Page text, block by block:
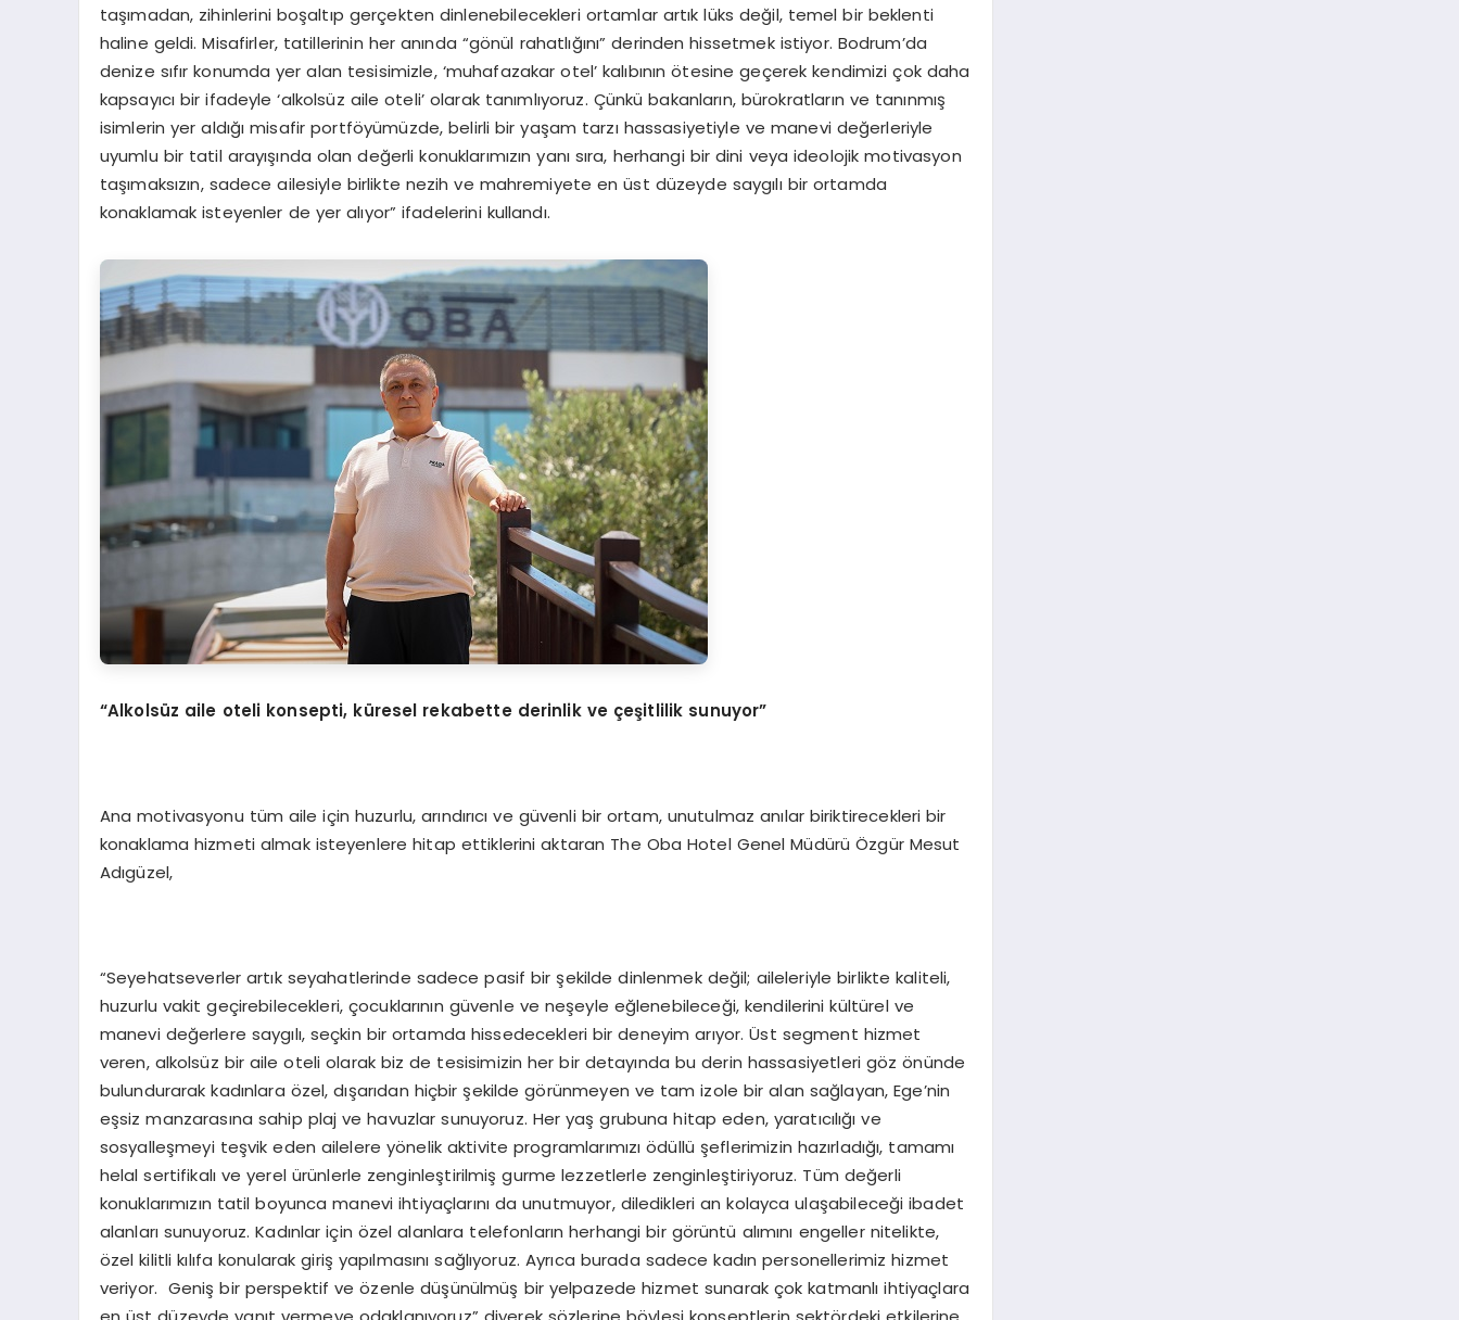
taşımadan, zihinlerini boşaltıp gerçekten dinlenebilecekleri ortamlar artık lüks değil, temel bir beklenti
haline geldi. Misafirler, tatillerinin her anında “gönül rahatlığını” derinden hissetmek istiyor. Bodrum’da
denize sıfır konumda yer alan tesisimizle, ‘muhafazakar otel’ kalıbının ötesine geçerek kendimizi çok daha
kapsayıcı bir ifadeyle ‘alkolsüz aile oteli’ olarak tanımlıyoruz. Çünkü bakanların, bürokratların ve tanınmış
isimlerin yer aldığı misafir portföyümüzde, belirli bir yaşam tarzı hassasiyetiyle ve manevi değerleriyle
uyumlu bir tatil arayışında olan değerli konuklarımızın yanı sıra, herhangi bir dini veya ideolojik motivasyon
taşımaksızın, sadece ailesiyle birlikte nezih ve mahremiyete en üst düzeyde saygılı bir ortamda
konaklamak isteyenler de yer alıyor” ifadelerini kullandı.
“Alkolsüz aile oteli konsepti, küresel rekabette derinlik ve çeşitlilik sunuyor”
Ana motivasyonu tüm aile için huzurlu, arındırıcı ve güvenli bir ortam, unutulmaz anılar biriktirecekleri bir
konaklama hizmeti almak isteyenlere hitap ettiklerini aktaran The Oba Hotel Genel Müdürü Özgür Mesut
Adıgüzel,
“Seyehatseverler artık seyahatlerinde sadece pasif bir şekilde dinlenmek değil; aileleriyle birlikte kaliteli,
huzurlu vakit geçirebilecekleri, çocuklarının güvenle ve neşeyle eğlenebileceği, kendilerini kültürel ve
manevi değerlere saygılı, seçkin bir ortamda hissedecekleri bir deneyim arıyor. Üst segment hizmet
veren, alkolsüz bir aile oteli olarak biz de tesisimizin her bir detayında bu derin hassasiyetleri göz önünde
bulundurarak kadınlara özel, dışarıdan hiçbir şekilde görünmeyen ve tam izole bir alan sağlayan, Ege’nin
eşsiz manzarasına sahip plaj ve havuzlar sunuyoruz. Her yaş grubuna hitap eden, yaratıcılığı ve
sosyalleşmeyi teşvik eden ailelere yönelik aktivite programlarımızı ödüllü şeflerimizin hazırladığı, tamamı
helal sertifikalı ve yerel ürünlerle zenginleştirilmiş gurme lezzetlerle zenginleştiriyoruz. Tüm değerli
konuklarımızın tatil boyunca manevi ihtiyaçlarını da unutmuyor, diledikleri an kolayca ulaşabileceği ibadet
alanları sunuyoruz. Kadınlar için özel alanlara telefonların herhangi bir görüntü alımını engeller nitelikte,
özel kilitli kılıfa konularak giriş yapılmasını sağlıyoruz. Ayrıca burada sadece kadın personellerimiz hizmet
veriyor. Geniş bir perspektif ve özenle düşünülmüş bir yelpazede hizmet sunarak çok katmanlı ihtiyaçlara